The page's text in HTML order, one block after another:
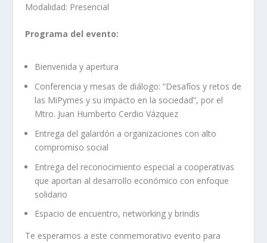
Modalidad: Presencial
Programa del evento:
Bienvenida y apertura
Conferencia y mesas de diálogo: “Desafíos y retos de
las MiPymes y su impacto en la sociedad”, por el
Mtro. Juan Humberto Cerdio Vázquez
Entrega del galardón a organizaciones con alto
compromiso social
Entrega del reconocimiento especial a cooperativas
que aportan al desarrollo económico con enfoque
solidario
Espacio de encuentro, networking y brindis
Te esperamos a este conmemorativo evento para